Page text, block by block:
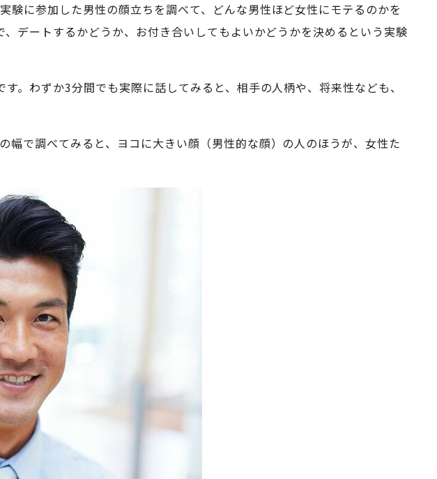
に参加した男性の顔立ちを調べて、どんな男性ほど女性にモテるのかを
デートするかどうか、お付き合いしてもよいかどうかを決めるという実験
。わずか3分間でも実際に話してみると、相手の人柄や、将来性なども、
で調べてみると、ヨコに大きい顔（男性的な顔）の人のほうが、女性た